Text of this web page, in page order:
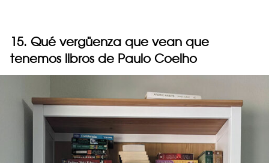
15. Qué vergüenza que vean que
tenemos libros de Paulo Coelho